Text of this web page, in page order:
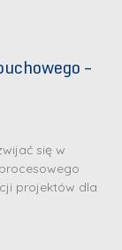
–
się w
projektów dla